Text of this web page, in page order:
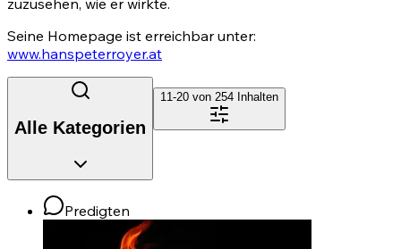
Seine Homepage ist erreichbar unter:
www.hanspeterroyer.at
Alle Kategorien
11-20 von 254 Inhalten
Predigten